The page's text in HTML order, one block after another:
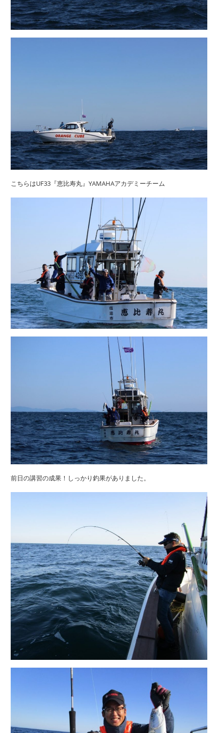
こちらはUF33『恵比寿丸』YAMAHAアカデミーチーム
前日の講習の成果！しっかり釣果がありました。